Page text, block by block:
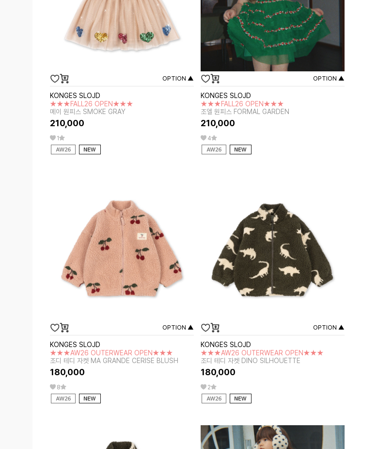
OPTION ▲
KONGES SLOJD
★★★FALL26 OPEN★★★
메이 원피스 SMOKE GRAY
210,000
1
OPTION ▲
KONGES SLOJD
★★★FALL26 OPEN★★★
조엘 원피스 FORMAL GARDEN
210,000
4
OPTION ▲
KONGES SLOJD
★★★AW26 OUTERWEAR OPEN★★★
조디 테디 자켓 MA GRANDE CERISE BLUSH
180,000
8
OPTION ▲
KONGES SLOJD
★★★AW26 OUTERWEAR OPEN★★★
조디 테디 자켓 DINO SILHOUETTE
180,000
2